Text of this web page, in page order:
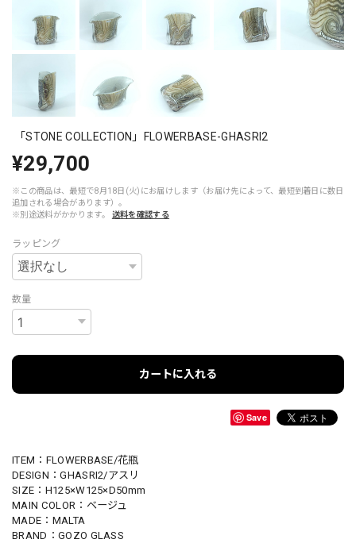
「STONE COLLECTION」FLOWERBASE-GHASRI2
¥29,700
※この商品は、最短で8月18日(火)にお届けします（お届け先によって、最短到着日に数日
追加される場合があります）。
※別途送料がかかります。
送料を確認する
ラッピング
数量
カートに入れる
Save
ITEM：FLOWERBASE/花瓶
DESIGN：GHASRI2/アスリ
SIZE：H125×W125×D50mm
MAIN COLOR：ベージュ
MADE：MALTA
BRAND：GOZO GLASS